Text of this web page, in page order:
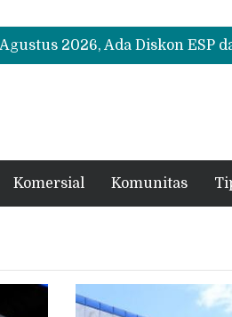
Komersial Komunitas